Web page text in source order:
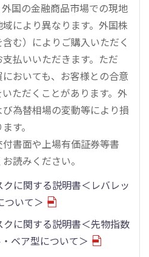
国の金融商品市場での現地
により異なります。外国株
む）によりご購入いただく
払いいただきます。ただ
おいても、お客様との合意
ただくことがあります。外
為替相場の変動等により損
す。
書面や上場有価証券等書
読みください。
に関する説明書＜レバレッ
ついて＞
に関する説明書＜先物指数
ベア型について＞